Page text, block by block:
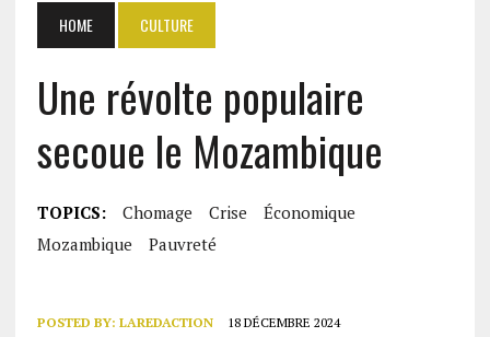
HOME CULTURE
Une révolte populaire
secoue le Mozambique
TOPICS: Chomage Crise
Économique
Mozambique
Pauvreté
POSTED BY: LAREDACTION 18 DÉCEMBRE 2024